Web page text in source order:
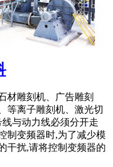
材雕刻机、广告雕刻
等离子雕刻机、激光切
与动力线必须分开走
制变频器时,为了减少模
干扰,请将控制变频器的